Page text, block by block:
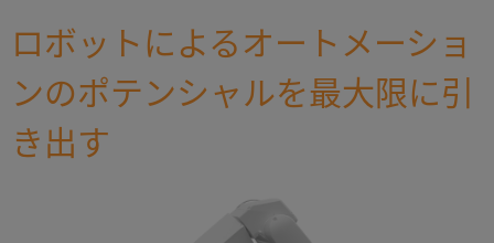
ロボットによるオートメーショ
ンのポテンシャルを最大限に引
き出す